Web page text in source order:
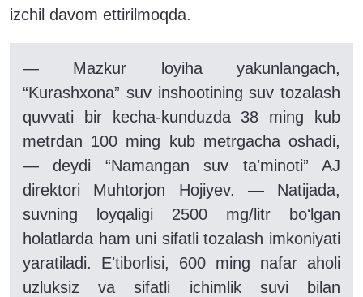
izchil davom ettirilmoqda.
— Mazkur loyiha yakunlangach,
“Kurashxona” suv inshootining suv tozalash
quvvati bir kecha-kunduzda 38 ming kub
metrdan 100 ming kub metrgacha oshadi,
— deydi “Namangan suv taʼminoti” AJ
direktori Muhtorjon Hojiyev. — Natijada,
suvning loyqaligi 2500 mg/litr boʻlgan
holatlarda ham uni sifatli tozalash imkoniyati
yaratiladi. Eʼtiborlisi, 600 ming nafar aholi
uzluksiz va sifatli ichimlik suvi bilan